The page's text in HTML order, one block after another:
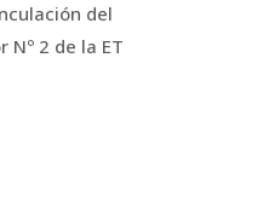
del
2 de la ET